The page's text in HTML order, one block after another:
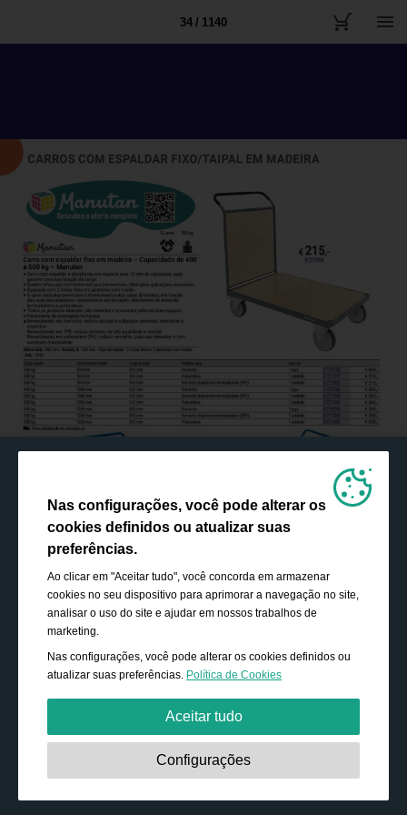
34 / 1140
Nas configurações, você pode alterar os
cookies definidos ou atualizar suas
preferências.
Ao clicar em "Aceitar tudo", você concorda em armazenar
cookies no seu dispositivo para aprimorar a navegação no site,
analisar o uso do site e ajudar em nossos trabalhos de
marketing.
Nas configurações, você pode alterar os cookies definidos ou
atualizar suas preferências. Política de Cookies
Aceitar tudo
Estritamente necessário:
Os cookies são essenciais para
ativar funcionalidades básicas, como navegação,
Configurações